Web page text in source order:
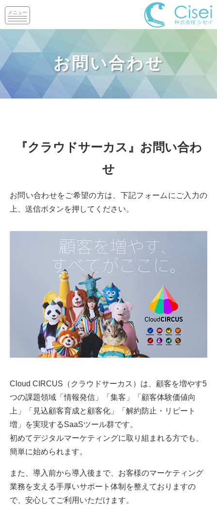
メニュー
お問い合わせ
『クラウドサーカス』お問い合わ
せ
お問い合わせをご希望の方は、下記フォームにご入力の
上、送信ボタンを押してください。
Cloud CIRCUS（クラウドサーカス）は、顧客を増やす5
つの課題領域「情報発信」「集客」「顧客体験価値向
上」「見込顧客育成と顧客化」「解約防止・リピート
増」を実現するSaaSツール群です。
初めてデジタルマーケティングに取り組まれる方でも、
簡単に始められます。
また、導入前から導入後まで、お客様のマーケティング
業務を支える手厚いサポート体制を整えておりますの
で、安心してご利用いただけます。